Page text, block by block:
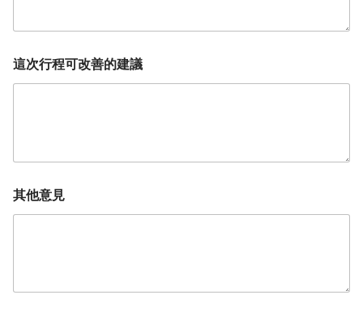
這次行程可改善的建議
其他意見